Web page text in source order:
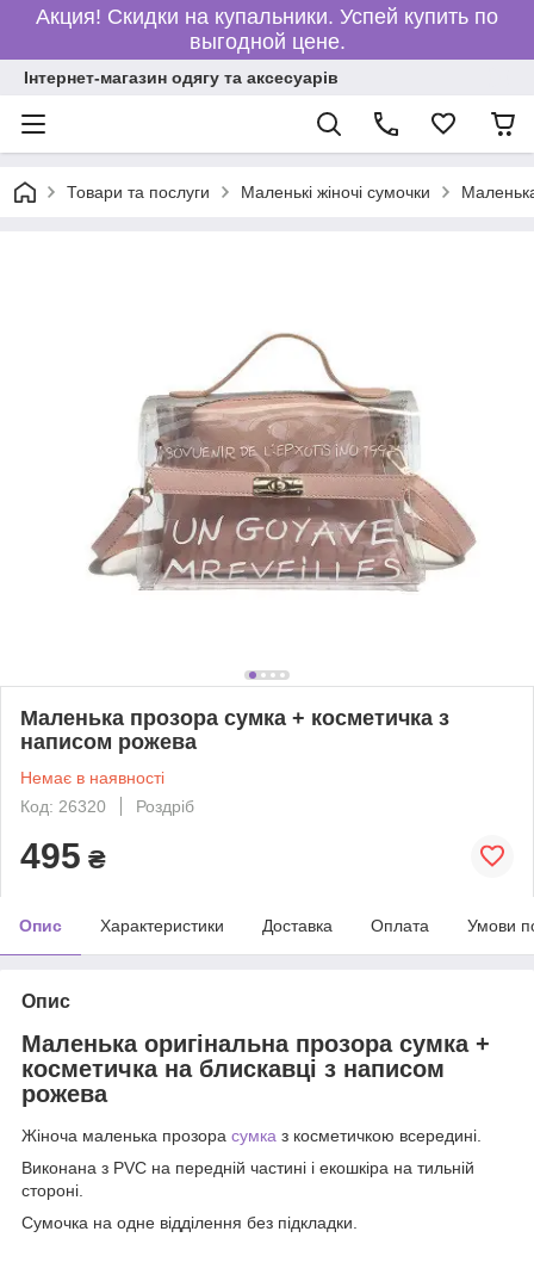
Акция! Скидки на купальники. Успей купить по
выгодной цене.
Інтернет-магазин одягу та аксесуарів
Товари та послуги Маленькі жіночі сумочки
Маленька прозора сумка + косметичка з
написом рожева
Немає в наявності
Код: 26320
Роздріб
495 ₴
Опис Характеристики Доставка Оплата Умови
Опис
Маленька оригінальна прозора сумка +
косметичка на блискавці з написом
рожева
Жіноча маленька прозора сумка з косметичкою всередині.
Виконана з PVC на передній частині і екошкіра на тильній
стороні.
Сумочка на одне відділення без підкладки.